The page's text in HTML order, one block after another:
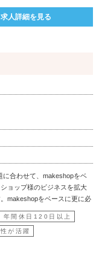
求人詳細を見る
に合わせて、makeshopをベ
ョップ様のビジネスを拡大
makeshopをベースに更に必
エンタープライズ」。多様
貴方のソリューション…
年間休日120日以上
が活躍